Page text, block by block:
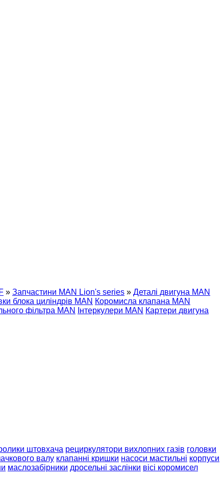
» Запчастини MAN Lion's series » Деталі двигуна MAN
блока циліндрів MAN Коромисла клапана MAN
фільтра MAN Інтеркулери MAN Картери двигуна
штовхача рециркулятори вихлопних газів головки
валу клапанні кришки насоси мастильні корпуси
маслозабірники дросельні заслінки вісі коромисел